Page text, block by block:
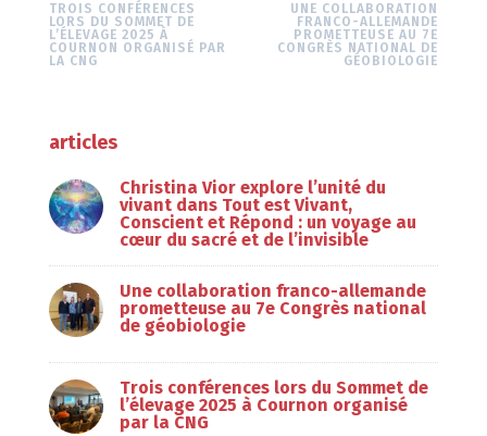
TROIS CONFÉRENCES
LORS DU SOMMET DE
L’ÉLEVAGE 2025 À
COURNON ORGANISÉ PAR
LA CNG
UNE COLLABORATION
FRANCO-ALLEMANDE
PROMETTEUSE AU 7E
CONGRÈS NATIONAL DE
GÉOBIOLOGIE
articles
Christina Vior explore l’unité du
vivant dans Tout est Vivant,
Conscient et Répond : un voyage au
cœur du sacré et de l’invisible
Une collaboration franco-allemande
prometteuse au 7e Congrès national
de géobiologie
Trois conférences lors du Sommet de
l’élevage 2025 à Cournon organisé
par la CNG